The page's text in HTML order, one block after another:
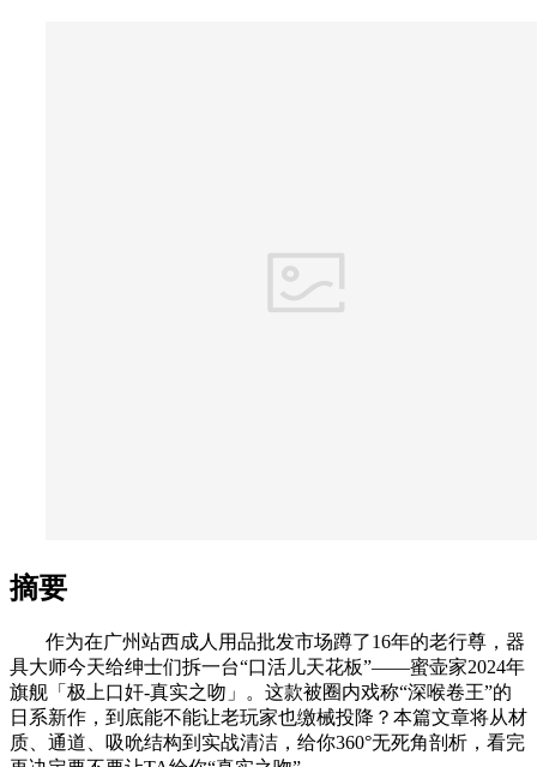
摘要
作为在广州站西成人用品批发市场蹲了16年的老行尊，器
具大师今天给绅士们拆一台“口活儿天花板”——蜜壶家2024年
旗舰「极上口奸-真实之吻」。这款被圈内戏称“深喉卷王”的
日系新作，到底能不能让老玩家也缴械投降？本篇文章将从材
质、通道、吸吮结构到实战清洁，给你360°无死角剖析，看完